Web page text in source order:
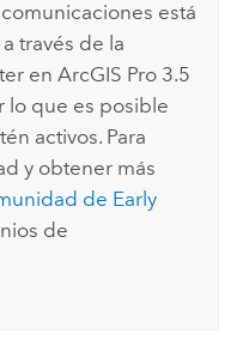
está
través de la
enArcGIS Pro 3.5
lo que es posible
activos. Para
y obtener más
de Early
de